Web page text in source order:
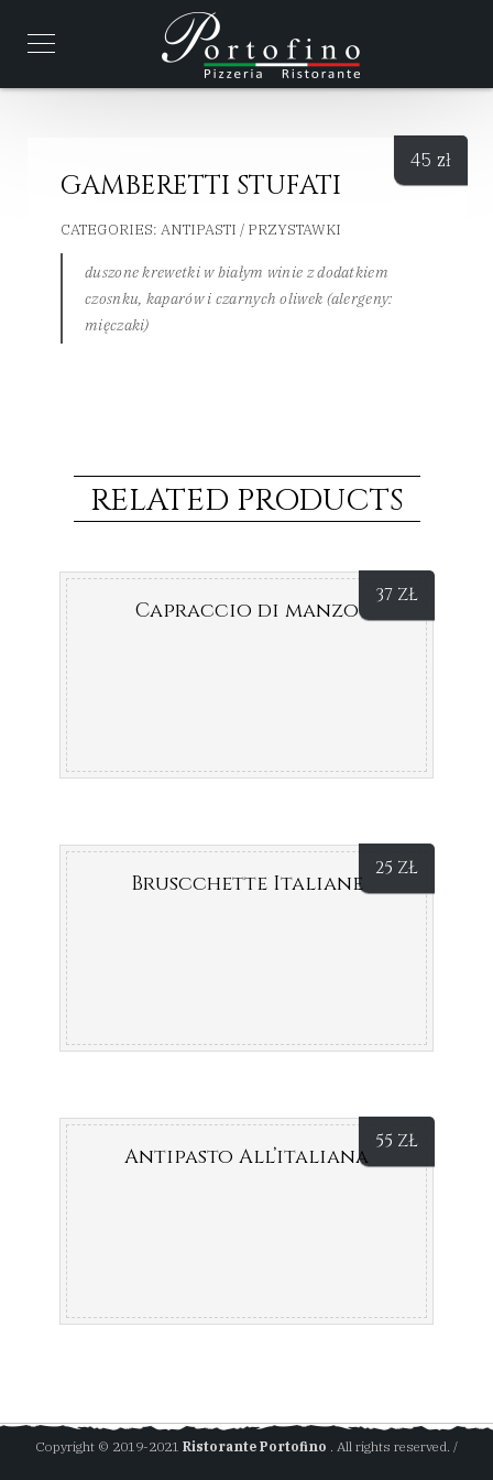
GAMBERETTI STUFATI
CATEGORIES: ANTIPASTI / PRZYSTAWKI
duszone krewetki w białym winie z dodatkiem
czosnku, kaparów i czarnych oliwek (alergeny:
mięczaki)
45 zł
RELATED PRODUCTS
37 ZŁ
Capraccio di manzo
25 ZŁ
Bruscchette Italiane
55 ZŁ
Antipasto All’italiana
Copyright © 2019-2021 Ristorante Portofino . All rights reserved. /